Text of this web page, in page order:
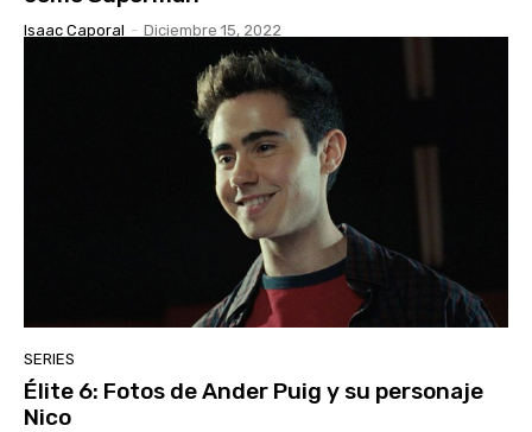
Isaac Caporal - Diciembre 15, 2022
SERIES
Élite 6: Fotos de Ander Puig y su personaje
Nico